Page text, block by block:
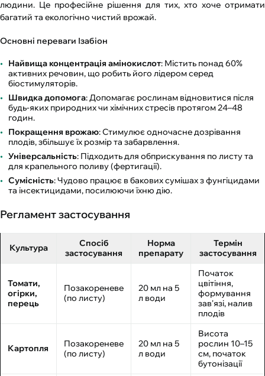
людини. Це професійне рішення для тих, хто хоче отримати
багатий та екологічно чистий врожай.
Основні переваги Ізабіон
Найвища концентрація амінокислот: Містить понад 60%
активних речовин, що робить його лідером серед
біостимуляторів.
Швидка допомога: Допомагає рослинам відновитися після
будь-яких природних чи хімічних стресів протягом 24–48
годин.
Покращення врожаю: Стимулює одночасне дозрівання
плодів, збільшує їх розмір та забарвлення.
Універсальність: Підходить для обприскування по листу та
для крапельного поливу (фертигації).
Сумісність: Чудово працює в бакових сумішах з фунгіцидами
та інсектицидами, посилюючи їхню дію.
Регламент застосування
Культура
Спосіб
застосування
Норма
препарату
Термін
застосування
Томати,
огірки,
перець
Позакореневе
(по листу)
20 мл на 5
л води
Початок
цвітіння,
формування
зав'язі, налив
плодів
Картопля
Позакореневе
(по листу)
20 мл на 5
л води
Висота
рослин 10–15
см, початок
бутонізації